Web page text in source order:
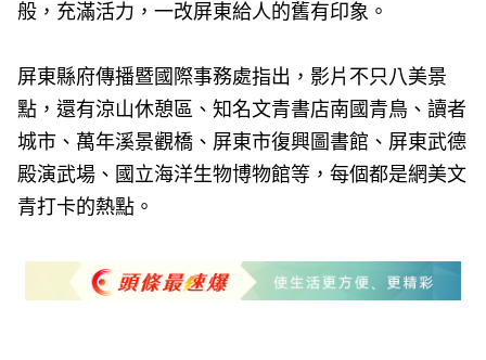
般，充滿活力，一改屏東給人的舊有印象。
屏東縣府傳播暨國際事務處指出，影片不只八美景
點，還有涼山休憩區、知名文青書店南國青鳥、讀者
城市、萬年溪景觀橋、屏東市復興圖書館、屏東武德
殿演武場、國立海洋生物博物館等，每個都是網美文
青打卡的熱點。